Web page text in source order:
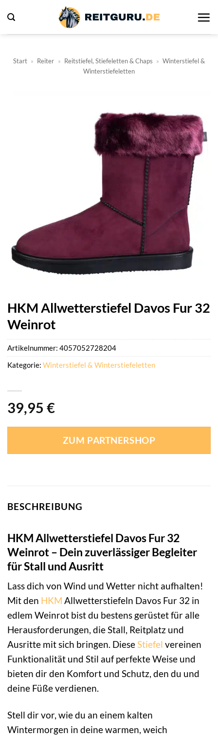
Inhalt
springen
Start » Reiter » Reitstiefel, Stiefeletten & Chaps » Winterstiefel &
Winterstiefeletten
HKM Allwetterstiefel Davos Fur 32
Weinrot
39,95 €
ZUM PARTNERSHOP
Artikelnummer: 4057052728204
Kategorie: Winterstiefel & Winterstiefeletten
BESCHREIBUNG
HKM Allwetterstiefel Davos Fur 32
Weinrot – Dein zuverlässiger Begleiter
für Stall und Ausritt
Lass dich von Wind und Wetter nicht aufhalten!
Mit den HKM Allwetterstiefeln Davos Fur 32 in
edlem Weinrot bist du bestens gerüstet für alle
Herausforderungen, die Stall, Reitplatz und
Ausritte mit sich bringen. DieseStiefel vereinen
Funktionalität und Stil auf perfekte Weise und
bieten dir den Komfort und Schutz, den du und
deine Füße verdienen.
Stell dir vor, wie du an einem kalten
Wintermorgen in deine warmen, weich